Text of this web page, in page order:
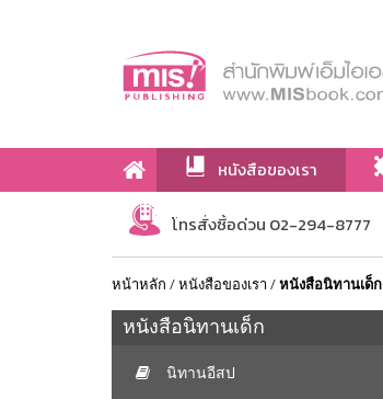
หนังสือของเรา
เกี่ยวกับเรา
โทรสั่งซื้อด่วน 02-294-8777
หน้าหลัก /หนังสือของเรา /หนังสือนิทานเด็ก
หนังสือนิทานเด็ก
นิทานอีสป